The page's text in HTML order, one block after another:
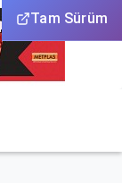
Tam Sürüm